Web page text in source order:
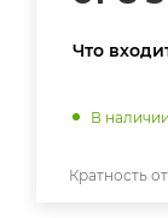
Что
В наличии
Кратность